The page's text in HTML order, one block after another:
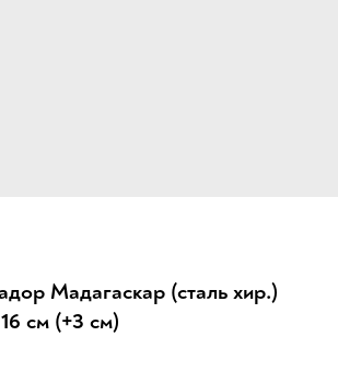
Мадагаскар (сталь хир.)
см (+3 см)